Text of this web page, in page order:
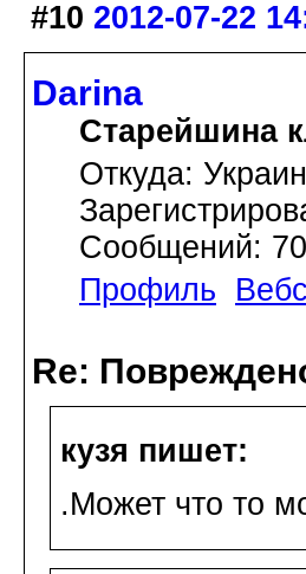
#10 2012-07-22
Darina
Старейшина
Откуда:
Сообщений:
Профиль
Re:
кузя пишет:
.Может что то